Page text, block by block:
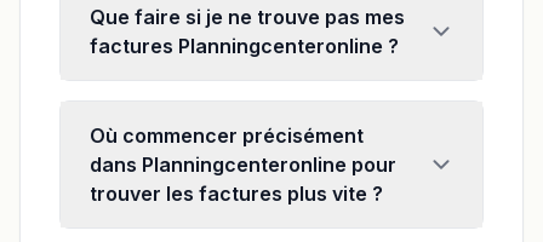
Que faire si je ne trouve pas mes
factures Planningcenteronline ?
Où commencer précisément
dans Planningcenteronline pour
trouver les factures plus vite ?